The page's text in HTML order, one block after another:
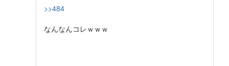
>>484
なんなんコレｗｗｗ